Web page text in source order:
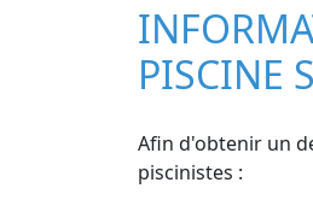
PISCINE
Afin d'obtenir un
piscinistes :